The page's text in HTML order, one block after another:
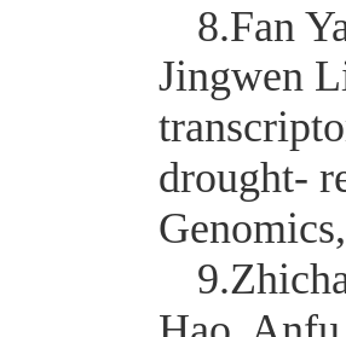
8.Fan
Jingwen
drought-
9.